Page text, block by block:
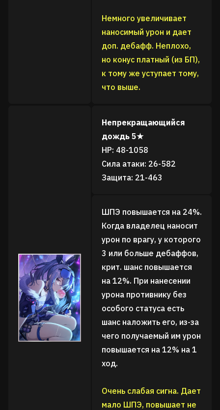
Немного увеличивает
наносимый урон и дает
доп. дебафф. Неплохо,
но конус платный (из БП),
к тому же уступает тому,
что выше.
Непрекращающийся
дождь 5★
HP: 48-1058
Сила атаки: 26-582
Защита: 21-463
ШПЭ повышается на 24%.
Когда владелец наносит
урон по врагу, у которого
3 или больше дебаффов,
крит. шанс повышается
на 12%. При нанесении
урона противнику без
особого статуса есть
шанс наложить его, из-за
чего получаемый им урон
повышается на 12% на 1
ход.
Очень слабая сигна. Дает
мало ШПЭ, повышает не